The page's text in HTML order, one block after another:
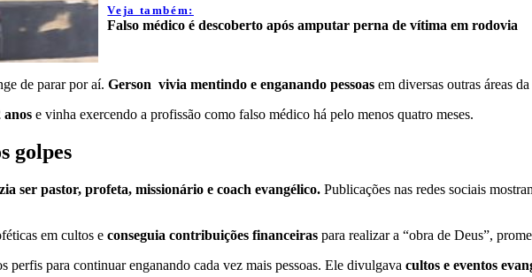
Veja também:
Falso médico é descoberto após amputar perna de vítima em rodovia
de parar por aí. Gerson vivia mentindo e enganando pessoas em diversas outras áreas
anos e vinha exercendo a profissão como falso médico há pelo menos quatro meses.
golpes
ser pastor, profeta, missionário e coach evangélico. Publicações nas redes sociais
em cultos e conseguia contribuições financeiras para realizar a “obra de Deus”,
perfis para continuar enganando cada vez mais pessoas. Ele divulgava cultos e eventos